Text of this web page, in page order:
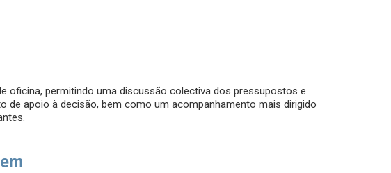
oficina, permitindo uma discussão colectiva dos pressupostos e
de apoio à decisão, bem como um acompanhamento mais dirigido